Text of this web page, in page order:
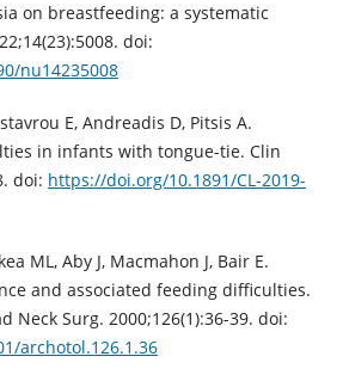
on breastfeeding: a systematic
doi:
nu14235008
E, Andreadis D, Pitsis A.
in infants with tongue-tie. Clin
doi: https://doi.org/10.1891/CL-2019-
ML, Aby J, Macmahon J, Bair E.
and associated feeding difficulties.
Neck Surg. 2000;126(1):36-39. doi:
archotol.126.1.36